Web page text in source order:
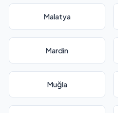
Malatya
Mardin
Muğla